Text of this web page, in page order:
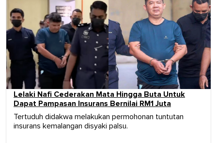
Lelaki Nafi Cederakan Mata Hingga Buta Untuk
Dapat Pampasan Insurans Bernilai RM1 Juta
Tertuduh didakwa melakukan permohonan tuntutan
insurans kemalangan disyaki palsu.